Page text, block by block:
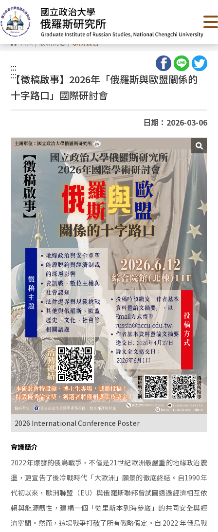
跳
到
主
要
內
容 首頁/最新消息/系所公告
:::
:::
【徵稿啟事】2026年「俄羅斯與歐盟關係的
十字路口」國際研討會
日期：2026-03-06
2026 International Conference Poster
會議簡介
2022年爆發的俄烏戰爭，不僅是21世紀歐洲最嚴重的地緣政治震
盪，更宣告了後冷戰時代「大歐洲」願景的徹底終結。自1990年
代初以來，歐洲聯盟（EU）與俄羅斯聯邦曾試圖透過經濟相互依
賴與能源韌性，建構一個「從里斯本到海參崴」的共同安全與經
濟空間。然而，這場戰爭打破了所有戰略假定。自 2022 年俄烏戰